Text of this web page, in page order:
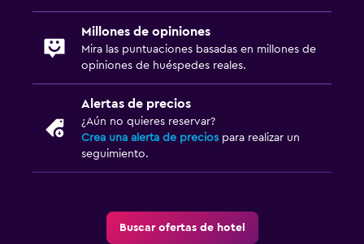
Millones de opiniones
Mira las puntuaciones basadas en millones de
opiniones de huéspedes reales.
Alertas de precios
¿Aún no quieres reservar?
Crea una alerta de precios para realizar un
seguimiento.
Buscar ofertas de hotel